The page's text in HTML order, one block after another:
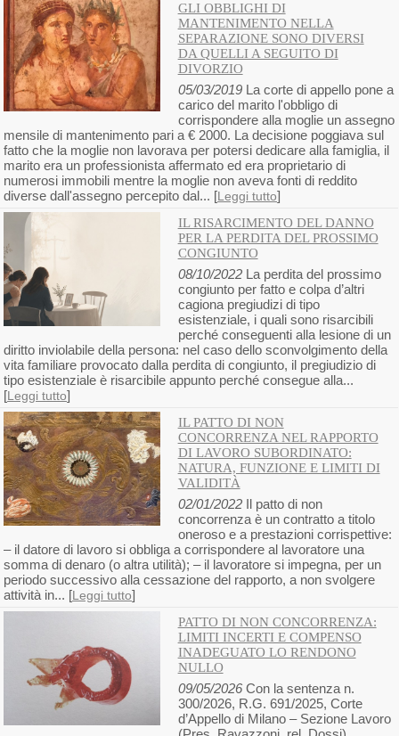
GLI OBBLIGHI DI
MANTENIMENTO NELLA
SEPARAZIONE SONO DIVERSI
DA QUELLI A SEGUITO DI
DIVORZIO
05/03/2019La corte di appello pone a
carico del marito l'obbligo di
corrispondere alla moglie un assegno
mensile di mantenimento pari a € 2000. La decisione poggiava sul
fatto che la moglie non lavorava per potersi dedicare alla famiglia, il
marito era un professionista affermato ed era proprietario di
numerosi immobili mentre la moglie non aveva fonti di reddito
diverse dall'assegno percepito dal... [Leggi tutto]
IL RISARCIMENTO DEL DANNO
PER LA PERDITA DEL PROSSIMO
CONGIUNTO
08/10/2022La perdita del prossimo
congiunto per fatto e colpa d’altri
cagiona pregiudizi di tipo
esistenziale, i quali sono risarcibili
perché conseguenti alla lesione di un
diritto inviolabile della persona: nel caso dello sconvolgimento della
vita familiare provocato dalla perdita di congiunto, il pregiudizio di
tipo esistenziale è risarcibile appunto perché consegue alla...
[Leggi tutto]
IL PATTO DI NON
CONCORRENZA NEL RAPPORTO
DI LAVORO SUBORDINATO:
NATURA, FUNZIONE E LIMITI DI
VALIDITÀ
02/01/2022Il patto di non
concorrenza è un contratto a titolo
oneroso e a prestazioni corrispettive:
– il datore di lavoro si obbliga a corrispondere al lavoratore una
somma di denaro (o altra utilità); – il lavoratore si impegna, per un
periodo successivo alla cessazione del rapporto, a non svolgere
attività in... [Leggi tutto]
PATTO DI NON CONCORRENZA:
LIMITI INCERTI E COMPENSO
INADEGUATO LO RENDONO
NULLO
09/05/2026Con la sentenza n.
300/2026, R.G. 691/2025, Corte
d’Appello di Milano – Sezione Lavoro